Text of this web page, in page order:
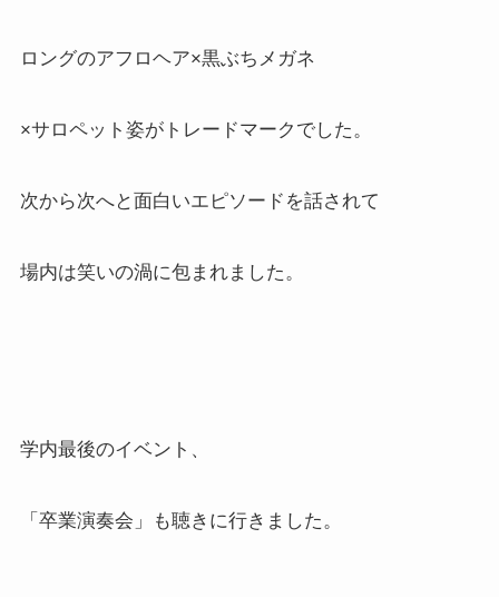
ロングのアフロヘア×黒ぶちメガネ
×サロペット姿がトレードマークでした。
次から次へと面白いエピソードを話されて
場内は笑いの渦に包まれました。
学内最後のイベント、
「卒業演奏会」も聴きに行きました。